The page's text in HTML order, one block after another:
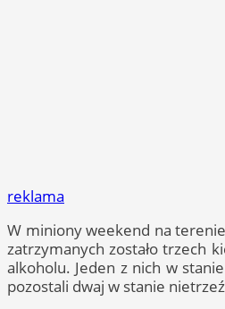
reklama
W miniony weekend na
zatrzymanych zostało trzech
alkoholu. Jeden z nich w
pozostali dwaj w stanie